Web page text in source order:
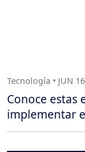
Tecnología • JUN
Conoce estas
implementar